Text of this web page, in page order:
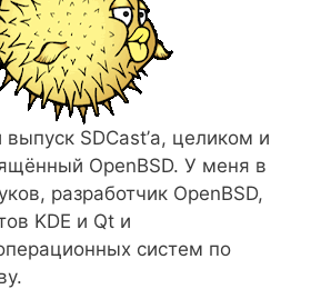
SDCast’а, целиком и
OpenBSD. У меня в
разработчик OpenBSD,
KDE и Qt и
систем по